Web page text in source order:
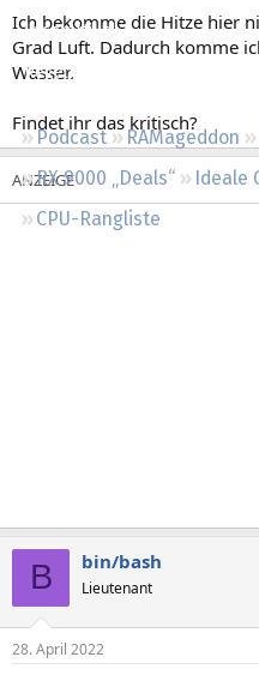
Leserartikel
Regeln
Podcast RAMageddon
RX 9000 „Deals“
Ideale
CPU-Rangliste
Ich bekomme die Hitze hier
Grad Luft. Dadurch komme
Wasser.
Findet ihr das kritisch?
B bin/bash
Lieutenant
28. April 2022